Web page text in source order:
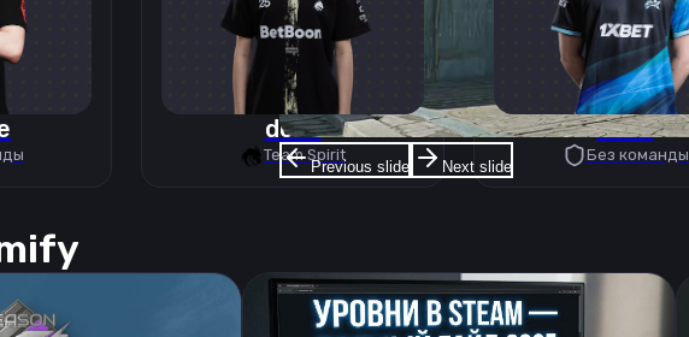
Previous slide Next slide
donk
Team Spirit
deko
Без команды